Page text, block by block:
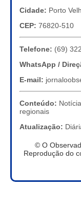
Cidade: Porto
CEP: 76820-510
Telefone: (69)
WhatsApp /
E-mail:
Conteúdo:
regionais
Atualização:
© O
Reprodução do